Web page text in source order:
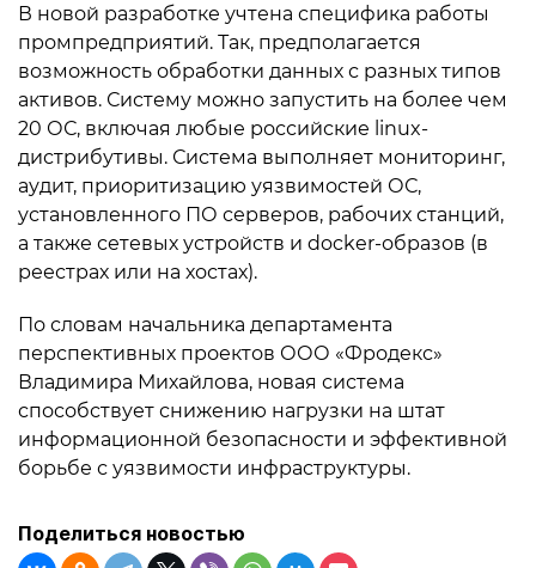
В новой разработке учтена специфика работы
промпредприятий. Так, предполагается
возможность обработки данных с разных типов
активов. Систему можно запустить на более чем
20 ОС, включая любые российские linux-
дистрибутивы. Система выполняет мониторинг,
аудит, приоритизацию уязвимостей ОС,
установленного ПО серверов, рабочих станций,
а также сетевых устройств и docker-образов (в
реестрах или на хостах).
По словам начальника департамента
перспективных проектов ООО «Фродекс»
Владимира Михайлова, новая система
способствует снижению нагрузки на штат
информационной безопасности и эффективной
борьбе с уязвимости инфраструктуры.
Поделиться новостью